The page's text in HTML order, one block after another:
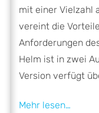
mit einer Vielzahl
vereint die
Anforderungen
Helm ist in zwei
Version verfügt